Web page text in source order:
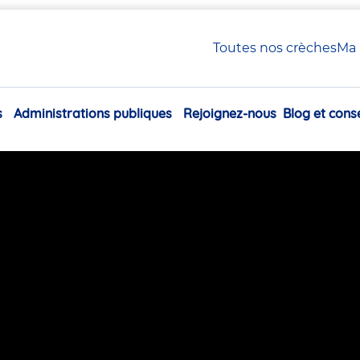
Toutes nos crèchesMa
Navigation
Administrations publiques Rejoignez-nous Blog et
la mettre en
19/09/2019